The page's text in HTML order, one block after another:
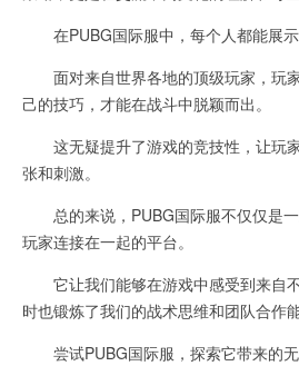
在PUBG国际服中，每个人都能展示
面对来自世界各地的顶级玩家，玩
己的技巧，才能在战斗中脱颖而出。
这无疑提升了游戏的竞技性，让玩
张和刺激。
总的来说，PUBG国际服不仅仅是一
玩家连接在一起的平台。
它让我们能够在游戏中感受到来自
时也锻炼了我们的战术思维和团队合作能
尝试PUBG国际服，探索它带来的无